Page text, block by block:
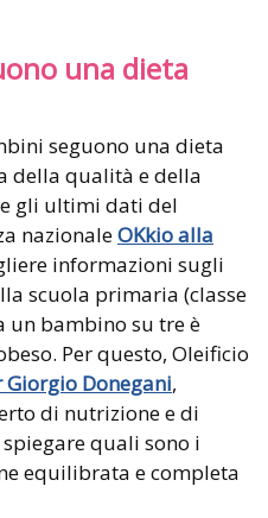
una dieta
seguono una dieta
della qualità e della
gli ultimi dati del
nazionaleOKkio alla
informazioni sugli
scuola primaria (classe
un bambino su tre è
Per questo, Oleificio
Donegani,
di nutrizione e di
quali sono i
equilibrata e completa